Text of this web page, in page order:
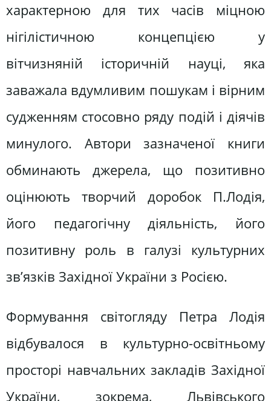
характерною для тих часів міцною
нігілістичною концепцією у
вітчизняній історичній науці, яка
заважала вдумливим пошукам і вірним
судженням стосовно ряду подій і діячів
минулого. Автори зазначеної книги
обминають джерела, що позитивно
оцінюють творчий доробок П.Лодія,
його педагогічну діяльність, його
позитивну роль в галузі культурних
зв’язків Західної України з Росією.
Формування світогляду Петра Лодія
відбувалося в культурно-освітньому
просторі навчальних закладів Західної
України, зокрема, Львівського